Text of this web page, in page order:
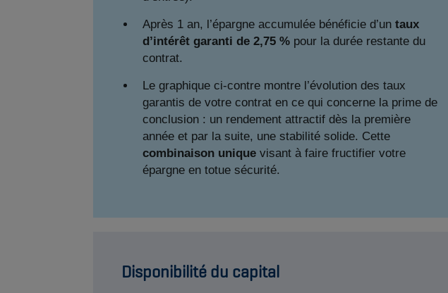
Après 1 an, l’épargne accumulée bénéficie d’un taux
d’intérêt garanti de 2,75 % pour la durée restante du
contrat.
Le graphique ci-contre montre l’évolution des taux
garantis de votre contrat en ce qui concerne la prime de
conclusion : un rendement attractif dès la première
année et par la suite, une stabilité solide. Cette
combinaison unique visant à faire fructifier votre
épargne en totue sécurité.
Disponibilité du capital